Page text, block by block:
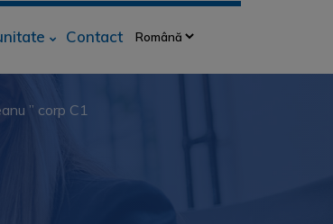
Contact
” corp C1